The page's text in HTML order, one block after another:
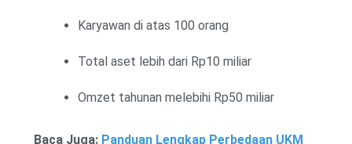
Karyawan di atas 100 orang
Total aset lebih dari Rp10 miliar
Omzet tahunan melebihi Rp50 miliar
Baca Juga: Panduan Lengkap Perbedaan UKM